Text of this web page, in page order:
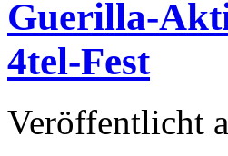
Guerilla-
4tel-Fest
Veröffentlicht